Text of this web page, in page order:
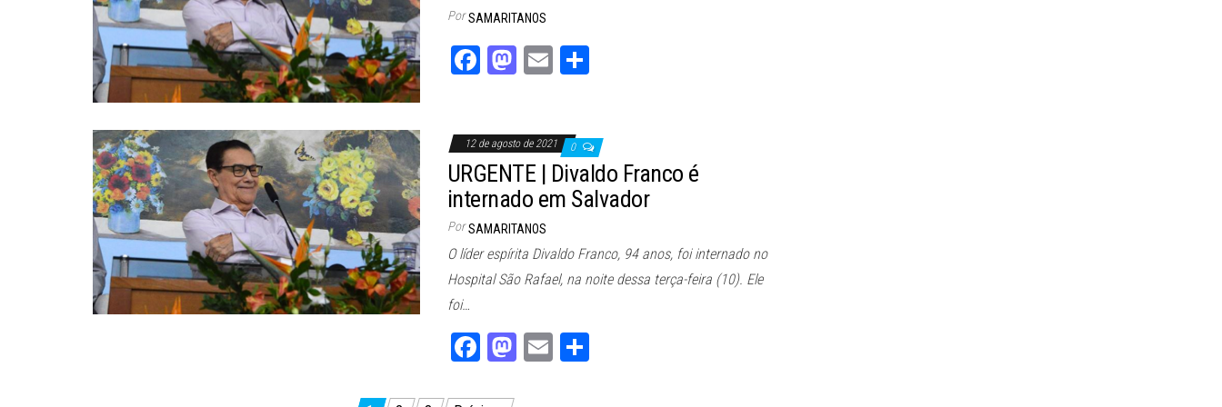
Por SAMARITANOS
Fa
ok
M
do
n
E
12 de agosto de 2021 0
URGENTE | Divaldo Franco é
internado em Salvador
Por SAMARITANOS
O líder espírita Divaldo Franco, 94 anos, foi internado no
Hospital São Rafael, na noite dessa terça-feira (10). Ele
foi…
Fa M
E